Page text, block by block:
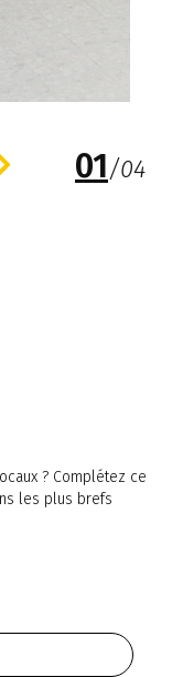
01/04
? Complétez ce
les plus brefs